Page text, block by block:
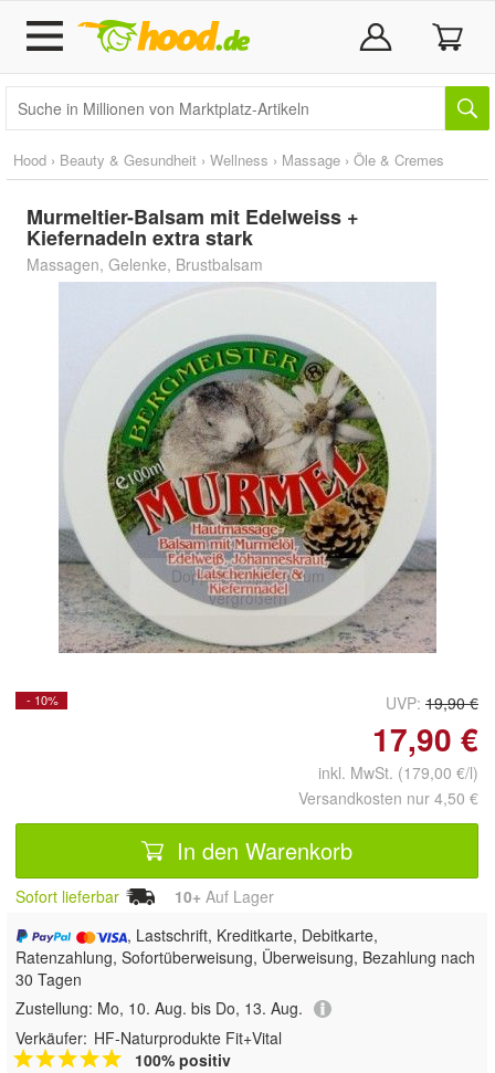
Hood › Beauty & Gesundheit › Wellness › Massage › Öle & Cremes
Murmeltier-Balsam mit Edelweiss +
Kiefernadeln extra stark
Massagen, Gelenke, Brustbalsam
Doppelt antippen zum
vergrößern
- 10% UVP: 19,90 €
17,90 €
inkl. MwSt. (179,00 €/l)
Versandkosten nur 4,50 €
In den Warenkorb
Sofort lieferbar 10+ Auf Lager
, Lastschrift, Kreditkarte, Debitkarte,
Ratenzahlung, Sofortüberweisung, Überweisung, Bezahlung nach
30 Tagen
Zustellung: Mo, 10. Aug. bis Do, 13. Aug.
Verkäufer: HF-Naturprodukte Fit+Vital
100% positiv